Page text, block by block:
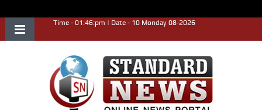
Time - 01:46:pm | Date - 10 Monday 08-2026